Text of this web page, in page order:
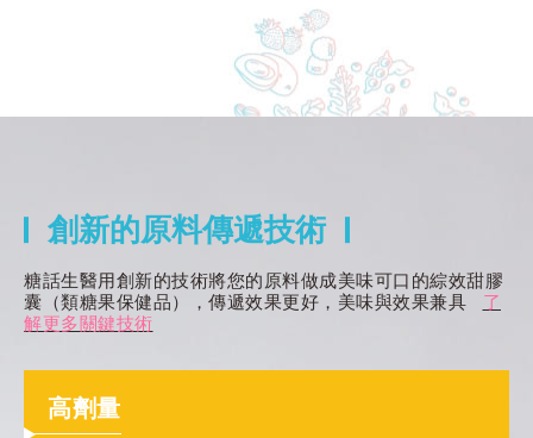
創新的原料傳遞技術
糖話生醫用創新的技術將您的原料做成美味可口的綜效甜膠
囊（類糖果保健品），傳遞效果更好，美味與效果兼具 了
解更多關鍵技術
高劑量